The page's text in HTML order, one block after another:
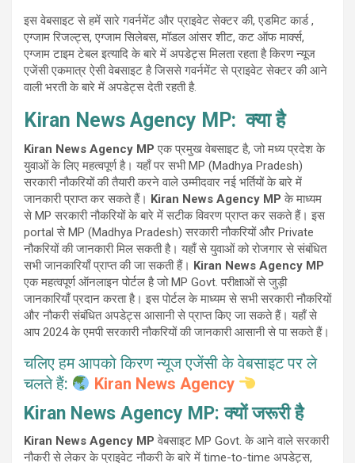
इस वेबसाइट से हमें सारे गवर्नमेंट और प्राइवेट सेक्टर की, एडमिट कार्ड ,
एग्जाम रिजल्ट्स, एग्जाम सिलेबस, मॉडल आंसर शीट, कट ऑफ मार्क्स,
एग्जाम टाइम टेबल इत्यादि के बारे में अपडेट्स मिलता रहता है किरण न्यूज
एजेंसी एकमात्र ऐसी वेबसाइट है जिससे गवर्नमेंट से प्राइवेट सेक्टर की आने
वाली भरती के बारे में अपडेट्स देती रहती है.
Kiran News Agency MP: क्या है
Kiran News Agency MP एक प्रमुख वेबसाइट है, जो मध्य प्रदेश के
युवाओं के लिए महत्वपूर्ण है। यहाँ पर सभी MP (Madhya Pradesh)
सरकारी नौकरियों की तैयारी करने वाले उम्मीदवार नई भर्तियों के बारे में
जानकारी प्राप्त कर सकते हैं। Kiran News Agency MP के माध्यम
से MP सरकारी नौकरियों के बारे में सटीक विवरण प्राप्त कर सकते हैं। इस
portal से MP (Madhya Pradesh) सरकारी नौकरियों और Private
नौकरियों की जानकारी मिल सकती है। यहाँ से युवाओं को रोजगार से संबंधित
सभी जानकारियाँ प्राप्त की जा सकती हैं। Kiran News Agency MP
एक महत्वपूर्ण ऑनलाइन पोर्टल है जो MP Govt. परीक्षाओं से जुड़ी
जानकारियाँ प्रदान करता है। इस पोर्टल के माध्यम से सभी सरकारी नौकरियों
और नौकरी संबंधित अपडेट्स आसानी से प्राप्त किए जा सकते हैं। यहाँ से
आप 2024 के एमपी सरकारी नौकरियों की जानकारी आसानी से पा सकते हैं।
चलिए हम आपको किरण न्यूज एजेंसी के वेबसाइट पर ले
चलते हैं:
Kiran News Agency
Kiran News Agency MP: क्यों जरूरी है
Kiran News Agency MPवेबसाइट MP Govt. के आने वाले सरकारी
नौकरी से लेकर के प्राइवेट नौकरी के बारे में time-to-time अपडेट्स,